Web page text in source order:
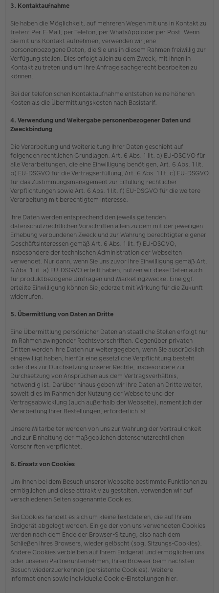
3. Kontaktaufnahme
Sie haben die Möglichkeit, auf mehreren Wegen mit uns in Kontakt zu
treten: Per E-Mail, per Telefon, per WhatsApp oder per Post. Wenn
Sie mit uns Kontakt aufnehmen, verwenden wir jene
personenbezogene Daten, die Sie uns in diesem Rahmen freiwillig zur
Verfügung stellen. Dies erfolgt allein zu dem Zweck, mit Ihnen in
Kontakt zu treten und um Ihre Anfrage sachgerecht bearbeiten zu
können.
Bei der telefonischen Kontaktaufnahme entstehen keine höheren
Kosten als die Übermittlungskosten nach Basistarif.
4. Verwendung und Weitergabe personenbezogener Daten und
Zweckbindung
Die Verarbeitung und Weiterleitung Ihrer Daten geschieht auf
folgenden rechtlichen Grundlagen: Art. 6 Abs. 1 lit. a) EU-DSGVO für
alle Verarbeitungen, die eine Einwilligung benötigen, Art. 6 Abs. 1 lit.
b) EU-DSGVO für die Vertragserfüllung, Art. 6 Abs. 1 lit. c) EU-DSGVO
für das Zustimmungsmanagement zur Erfüllung rechtlicher
Verpflichtungen sowie Art. 6 Abs. 1 lit. f) EU-DSGVO für die weitere
Verarbeitung mit berechtigtem Interesse.
Ihre Daten werden entsprechend den jeweils geltenden
datenschutzrechtlichen Vorschriften allein zu dem mit der jeweiligen
Erhebung verbundenen Zweck und zur Wahrung berechtigter eigener
Geschäftsinteressen gemäß Art. 6 Abs. 1 lit. f) EU-DSGVO,
insbesondere der technischen Administration der Webseiten
verwendet. Nur dann, wenn Sie uns zuvor Ihre Einwilligung gemäß Art.
6 Abs. 1 lit. a) EU-DSGVO erteilt haben, nutzen wir diese Daten auch
für produktbezogene Umfragen und Marketingzwecke. Eine ggf.
erteilte Einwilligung können Sie jederzeit mit Wirkung für die Zukunft
widerrufen.
5. Übermittlung von Daten an Dritte
Eine Übermittlung persönlicher Daten an staatliche Stellen erfolgt nur
im Rahmen zwingender Rechtsvorschriften. Gegenüber privaten
Dritten werden Ihre Daten nur weitergegeben, wenn Sie ausdrücklich
eingewilligt haben, hierfür eine gesetzliche Verpflichtung besteht
oder dies zur Durchsetzung unserer Rechte, insbesondere zur
Durchsetzung von Ansprüchen aus dem Vertragsverhältnis,
notwendig ist. Darüber hinaus geben wir Ihre Daten an Dritte weiter,
soweit dies im Rahmen der Nutzung der Webseite und der
Vertragsabwicklung (auch außerhalb der Webseite), namentlich der
Verarbeitung Ihrer Bestellungen, erforderlich ist.
Unsere Mitarbeiter werden von uns zur Wahrung der Vertraulichkeit
und zur Einhaltung der maßgeblichen datenschutzrechtlichen
Vorschriften verpflichtet.
6. Einsatz von Cookies
Um Ihnen bei dem Besuch unserer Webseite bestimmte Funktionen zu
ermöglichen und diese attraktiv zu gestalten, verwenden wir auf
verschiedenen Seiten sogenannte Cookies.
Bei Cookies handelt es sich um kleine Textdateien, die auf Ihrem
Endgerät abgelegt werden. Einige der von uns verwendeten Cookies
werden nach dem Ende der Browser-Sitzung, also nach dem
Schließen Ihres Browsers, wieder gelöscht (sog. Sitzungs-Cookies).
Andere Cookies verbleiben auf Ihrem Endgerät und ermöglichen uns
oder unseren Partnerunternehmen, Ihren Browser beim nächsten
Besuch wiederzuerkennen (persistente Cookies). Weitere
Informationen sowie individuelle Cookie-Einstellungen hier.